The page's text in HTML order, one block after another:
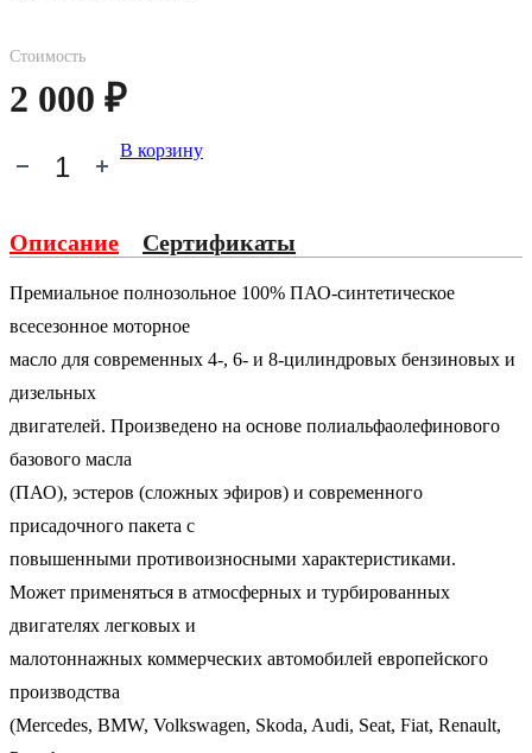
Стоимость
2 000 ₽
В корзину
Описание Сертификаты
Премиальное полнозольное 100% ПАО-синтетическое
всесезонное моторное
масло для современных 4-, 6- и 8-цилиндровых бензиновых и
дизельных
двигателей. Произведено на основе полиальфаолефинового
базового масла
(ПАО), эстеров (сложных эфиров) и современного
присадочного пакета с
повышенными противоизносными характеристиками.
Может применяться в атмосферных и турбированных
двигателях легковых и
малотоннажных коммерческих автомобилей европейского
производства
(Mercedes, BMW, Volkswagen, Skoda, Audi, Seat, Fiat, Renault,